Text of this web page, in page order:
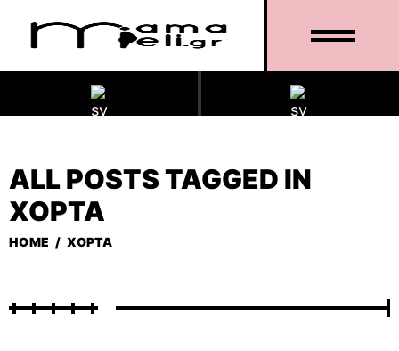
ALL POSTS TAGGED IN
ΧΌΡΤΑ
HOME / ΧΌΡΤΑ